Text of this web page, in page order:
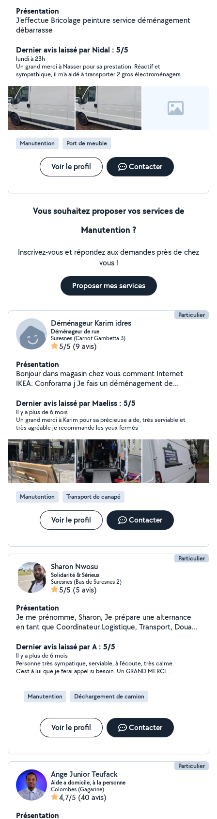
Présentation
J'effectue Bricolage peinture service déménagement
débarrasse
Dernier avis laissé par Nidal : 5/5
lundi à 23h
Un grand merci à Nasser pour sa prestation. Réactif et
sympathique, il m’a aidé à transporter 2 gros électroménagers
n’hésitant pas à vous conseiller, il est le meilleur sans doute.
Merci à lui et j’espère qu’on se croisera bientôt 🤗
Manutention Port de meuble
Voir le profil Contacter
Vous souhaitez proposer vos services de
Manutention ?
Inscrivez-vous et répondez aux demandes près de chez
vous !
Proposer mes services
Particulier
Déménageur Karim idres
Déménageur de rue
Suresnes (Carnot Gambetta 3)
5/5 (9 avis)
Présentation
Bonjour dans magasin chez vous comment Internet
IKEA. Conforama j Je fais un déménagement de
titre de démontage aux services de clients
Dernier avis laissé par Maeliss : 5/5
Il y a plus de 6 mois
Un grand merci à Karim pour sa précieuse aide, très serviable et
très agréable je recommande les yeux fermés
Manutention Transport de canapé
Voir le profil Contacter
Particulier
Sharon Nwosu
Solidarité & Sérieux
Suresnes (Bas de Suresnes 2)
5/5 (5 avis)
Présentation
Je me prénomme, Sharon, Je prépare une alternance
en tant que Coordinateur Logistique, Transport, Douane
mes services à domicile à domicile, pour: - Aide aux
travaux. - Vider une cave. - Préparer un déménagement.
- Garder vos enfants. - Garder vos animaux. - Autres...
Envoyer moi un message et nous planifierons cela
Dernier avis laissé par A : 5/5
Il y a plus de 6 mois
Personne très sympatique, serviable, à l'écoute, très calme.
C'est à lui que je ferai appel si besoin. Un GRAND MERCI
Manutention Déchargement de camion
Voir le profil Contacter
Particulier
Ange Junior Teufack
Aide a domicile, à la personne
Colombes (Gagarine)
4,7/5 (40 avis)
Présentation